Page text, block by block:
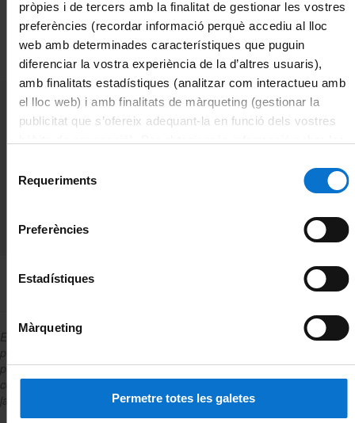
pròpies i de tercers amb la finalitat de gestionar les vostres
preferències (recordar informació perquè accediu al lloc
web amb determinades característiques que puguin
diferenciar la vostra experiència de la d’altres usuaris),
amb finalitats estadístiques (analitzar com interactueu amb
el lloc web) i amb finalitats de màrqueting (gestionar la
publicitat que s’ofereix adequant-la en funció dels vostres
web de la Universitat de Barcelona
Requeriments
Preferències
Estadístiques
Màrqueting
Permetre totes les galetes
enviament automàtic de correus a la UB.Llegiu atentament
el punt 5. Condicions, bones pràctiques i prohibicions en
l'ús del servei de correu electrònic i enviament automàtic
de correus.
Obre un tiquet
detallant
la teva necessitat.
En elcatàleg de serveis
i tràmits trobaràs la relació de serveis que
pots demanar-nos i altres serveis on l'Àrea de Tecnologies hi participa
però no dona atenció directa a l'usuari. En tots els casos t'indiquem
com pots fer la sol·licitud o a qui adreçar-te. També hi ha serveis que
ja tens disponibles per formar part de la comunitat UB.